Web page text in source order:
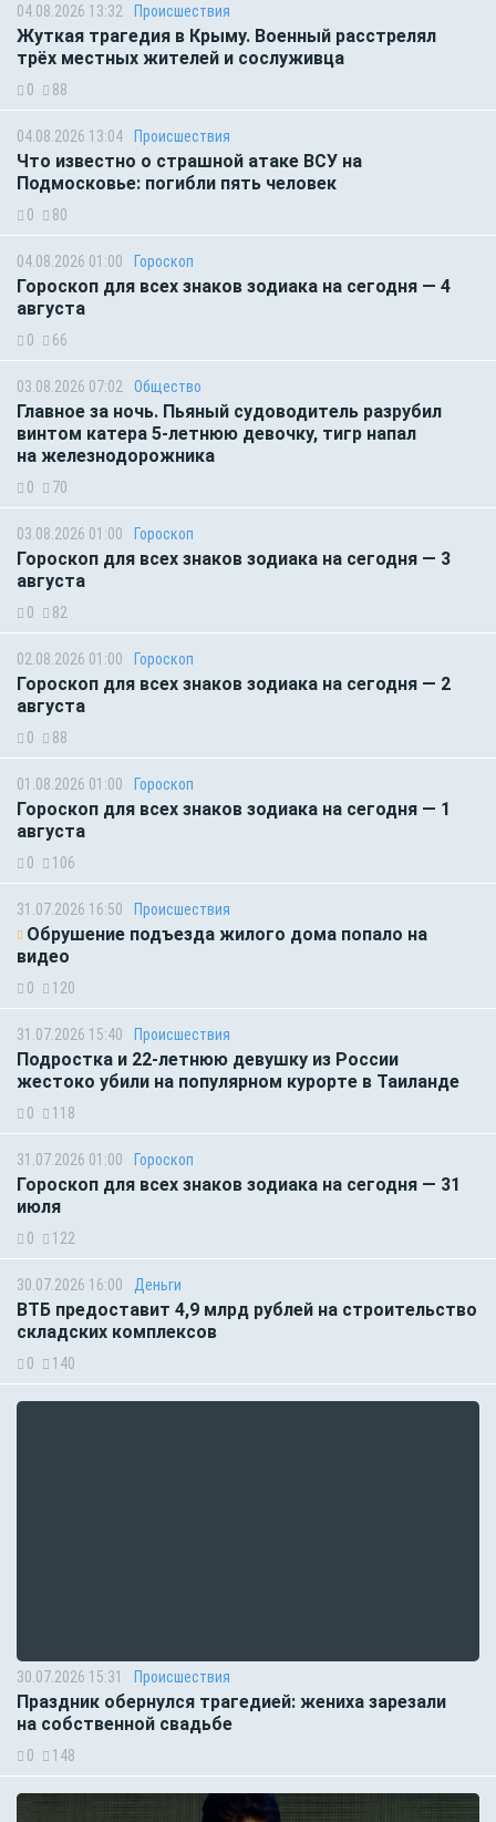
04.08.2026 13:32 Происшествия
Жуткая трагедия в Крыму. Военный расстрелял
трёх местных жителей и сослуживца
0 88
04.08.2026 13:04 Происшествия
Что известно о страшной атаке ВСУ на
Подмосковье: погибли пять человек
0 80
04.08.2026 01:00 Гороскоп
Гороскоп для всех знаков зодиака на сегодня — 4
августа
0 66
03.08.2026 07:02 Общество
Главное за ночь. Пьяный судоводитель разрубил
винтом катера 5-летнюю девочку, тигр напал
на железнодорожника
0 70
03.08.2026 01:00 Гороскоп
Гороскоп для всех знаков зодиака на сегодня — 3
августа
0 82
02.08.2026 01:00 Гороскоп
Гороскоп для всех знаков зодиака на сегодня — 2
августа
0 88
01.08.2026 01:00 Гороскоп
Гороскоп для всех знаков зодиака на сегодня — 1
августа
0 106
31.07.2026 16:50 Происшествия
Обрушение подъезда жилого дома попало на
видео
0 120
31.07.2026 15:40 Происшествия
Подростка и 22-летнюю девушку из России
жестоко убили на популярном курорте в Таиланде
0 118
31.07.2026 01:00 Гороскоп
Гороскоп для всех знаков зодиака на сегодня — 31
июля
0 122
30.07.2026 16:00 Деньги
ВТБ предоставит 4,9 млрд рублей на строительство
складских комплексов
0 140
30.07.2026 15:31 Происшествия
Праздник обернулся трагедией: жениха зарезали
на собственной свадьбе
0 148